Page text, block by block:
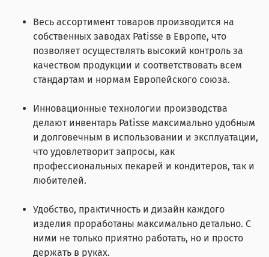
Весь ассортимент товаров производится на
собственных заводах Patisse в Европе, что
позволяет осуществлять высокий контроль за
качеством продукции и соответствовать всем
стандартам и нормам Европейского союза.
Инновационные технологии производства
делают инвентарь Patisse максимально удобным
и долговечным в использовании и эксплуатации,
что удовлетворит запросы, как
профессиональных пекарей и кондитеров, так и
любителей.
Удобство, практичность и дизайн каждого
изделия проработаны максимально детально. С
ними не только приятно работать, но и просто
держать в руках.